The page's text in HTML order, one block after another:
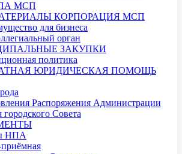
МСП
КОРПОРАЦИЯ МСП
для бизнеса
орган
ЗАКУПКИ
политика
ЮРИДИЧЕСКАЯ ПОМОЩЬ
Распоряжения Администрации
Совета
НПА